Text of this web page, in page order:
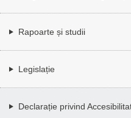
Rapoarte și studii
Legislație
Declarație privind